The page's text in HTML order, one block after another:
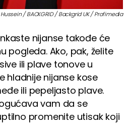
/ BACKGRID / Backgrid UK / Profimedia
nijanse takođe će
pogleda. Ako, pak, želite
ili plave tonove u
hladnije nijanse kose
ili pepeljasto plave.
vam da se
promenite utisak koji